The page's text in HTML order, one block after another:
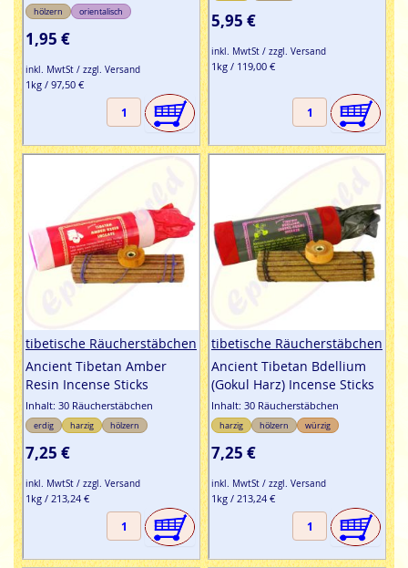
hölzern orientalisch
1,95 €
inkl. MwtSt / zzgl. Versand
1kg / 97,50 €
5,95 €
inkl. MwtSt / zzgl. Versand
1kg / 119,00 €
tibetische Räucherstäbchen
Ancient Tibetan Amber
Resin Incense Sticks
Inhalt: 30 Räucherstäbchen
erdig harzig hölzern
7,25 €
inkl. MwtSt / zzgl. Versand
1kg / 213,24 €
tibetische Räucherstäbchen
Ancient Tibetan Bdellium
(Gokul Harz) Incense Sticks
Inhalt: 30 Räucherstäbchen
harzig hölzern würzig
7,25 €
inkl. MwtSt / zzgl. Versand
1kg / 213,24 €